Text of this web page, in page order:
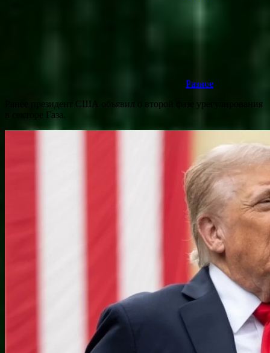
Разное
Ранее президент США объявил о второй фазе урегулирования
в секторе Газа.